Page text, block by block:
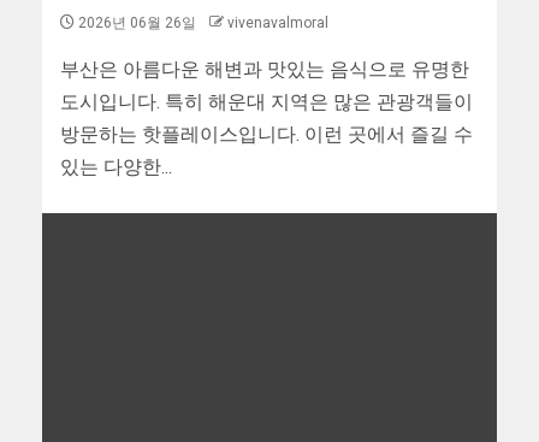
2026년 06월 26일 vivenavalmoral
부산은 아름다운 해변과 맛있는 음식으로 유명한
도시입니다. 특히 해운대 지역은 많은 관광객들이
방문하는 핫플레이스입니다. 이런 곳에서 즐길 수
있는 다양한...